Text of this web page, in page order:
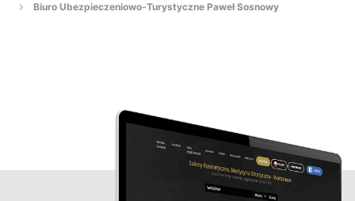
Biuro Ubezpieczeniowo-Turystyczne Paweł Sosnowy